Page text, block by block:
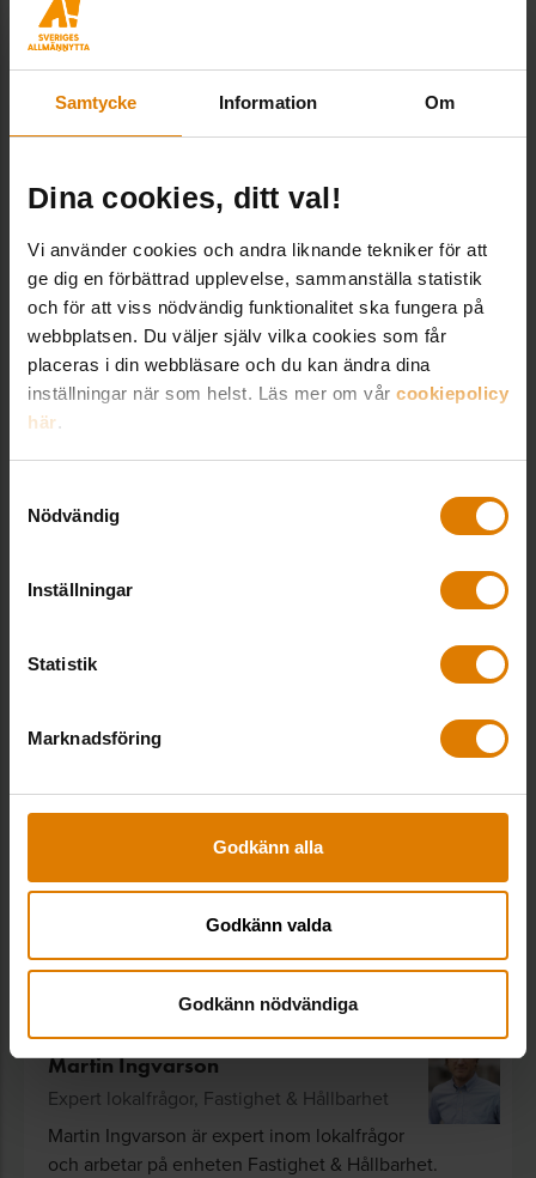
Samtycke Information Om
Dina cookies, ditt val!
Vi använder cookies och andra liknande tekniker för att
ge dig en förbättrad upplevelse, sammanställa statistik
och för att viss nödvändig funktionalitet ska fungera på
webbplatsen. Du väljer själv vilka cookies som får
placeras i din webbläsare och du kan ändra dina
inställningar när som helst. Läs mer om vår cookiepolicy
här.
Nödvändig
Inställningar
Statistik
Marknadsföring
Godkänn alla
Godkänn valda
Godkänn nödvändiga
Dela:
LÄNKAR OCH DOKUMENT
Läs mer om nätverket för operativ
fastighetsförvaltning här
Trepartens vägledning inför de årliga
Kontakter hos Sveriges Allmännytta
Expert hyror, Utredning & Juridik
Martin Ingvarson
Expert lokalfrågor, Fastighet & Hållbarhet
Martin Ingvarson är expert inom lokalfrågor
och arbetar på enheten Fastighet & Hållbarhet.